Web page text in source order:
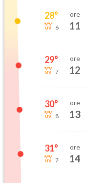
28°
6
ore
11
29°
7
ore
12
30°
8
ore
13
31°
7
ore
14